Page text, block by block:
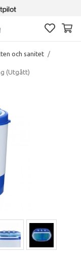
och sanitet /
(Utgått)